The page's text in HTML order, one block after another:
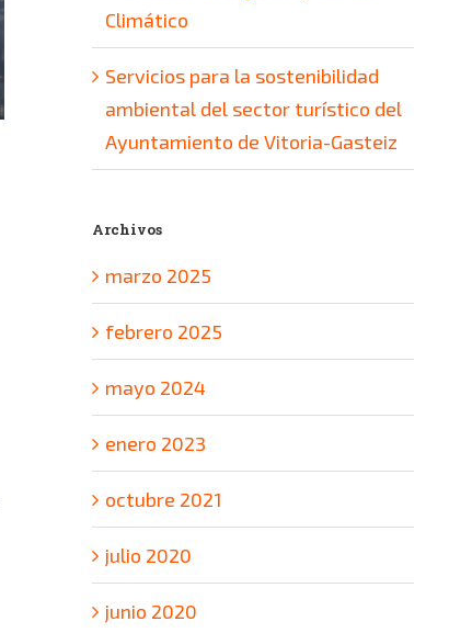
Climático
Servicios para la sostenibilidad
ambiental del sector turístico del
Ayuntamiento de Vitoria-Gasteiz
Archivos
marzo 2025
febrero 2025
mayo 2024
enero 2023
octubre 2021
julio 2020
junio 2020